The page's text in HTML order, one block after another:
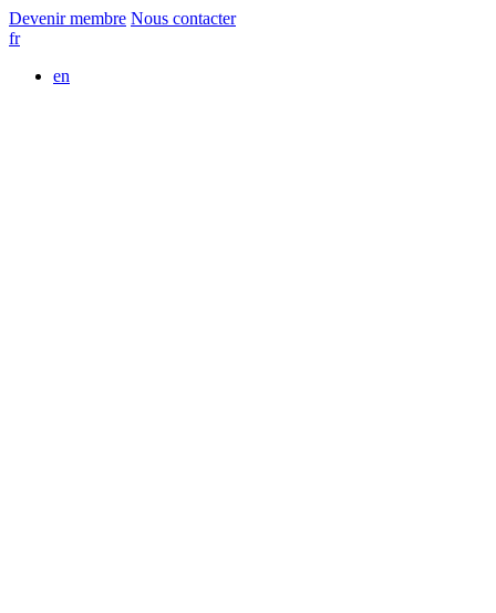
Devenir membre Nous contacter
fr
en